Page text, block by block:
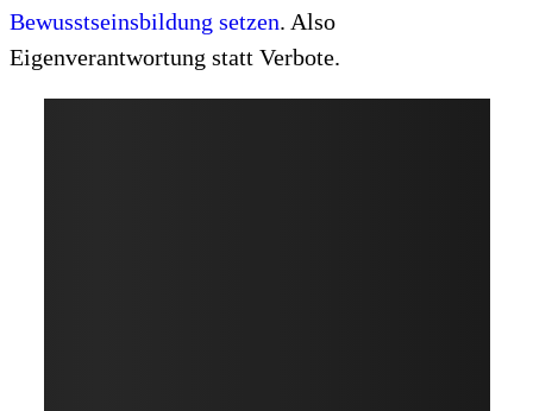
Bewusstseinsbildung setzen. Also
Eigenverantwortung statt Verbote.